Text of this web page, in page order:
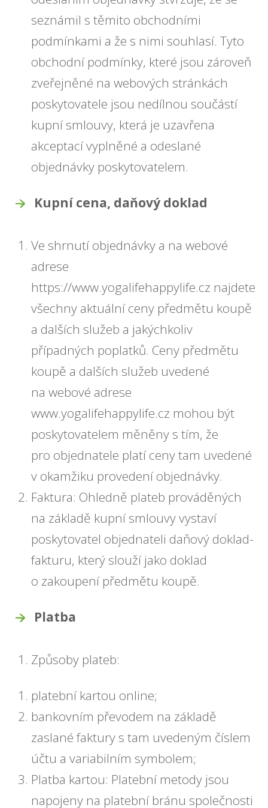
seznámil s těmito obchodními
podmínkami a že s nimi souhlasí. Tyto
obchodní podmínky, které jsou zároveň
zveřejněné na webových stránkách
poskytovatele jsou nedílnou součástí
kupní smlouvy, která je uzavřena
akceptací vyplněné a odeslané
objednávky poskytovatelem.
Kupní cena, daňový doklad
Ve shrnutí objednávky a na webové
adrese
https://www.yogalifehappylife.cz najdete
všechny aktuální ceny předmětu koupě
a dalších služeb a jakýchkoliv
případných poplatků. Ceny předmětu
koupě a dalších služeb uvedené
na webové adrese
www.yogalifehappylife.cz mohou být
poskytovatelem měněny s tím, že
pro objednatele platí ceny tam uvedené
v okamžiku provedení objednávky.
Faktura: Ohledně plateb prováděných
na základě kupní smlouvy vystaví
poskytovatel objednateli daňový doklad-
fakturu, který slouží jako doklad
o zakoupení předmětu koupě.
Platba
Způsoby plateb:
platební kartou online;
bankovním převodem na základě
zaslané faktury s tam uvedeným číslem
účtu a variabilním symbolem;
Platba kartou: Platební metody jsou
napojeny na platební bránu společnosti